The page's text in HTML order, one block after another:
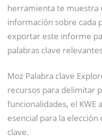
herramienta te muestra
información sobre cada
exportar este informe
palabras clave
Moz Palabra clave
recursos para delimitar
funcionalidades, el KWE
esencial para la
clave.